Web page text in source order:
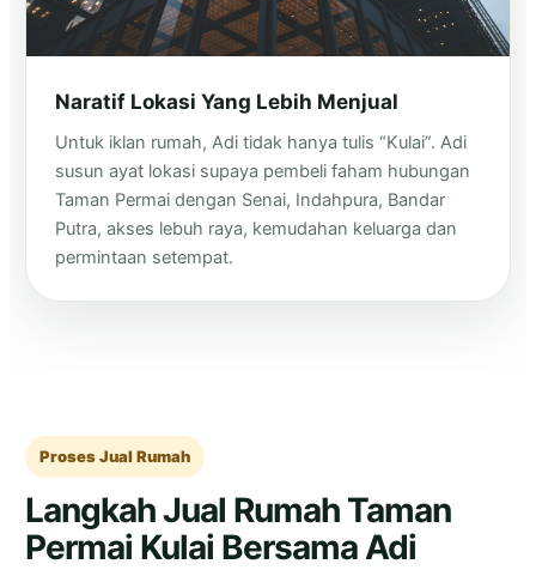
Naratif Lokasi Yang Lebih Menjual
Untuk iklan rumah, Adi tidak hanya tulis “Kulai”. Adi
susun ayat lokasi supaya pembeli faham hubungan
Taman Permai dengan Senai, Indahpura, Bandar
Putra, akses lebuh raya, kemudahan keluarga dan
permintaan setempat.
Proses Jual Rumah
Langkah Jual Rumah Taman
Permai Kulai Bersama Adi